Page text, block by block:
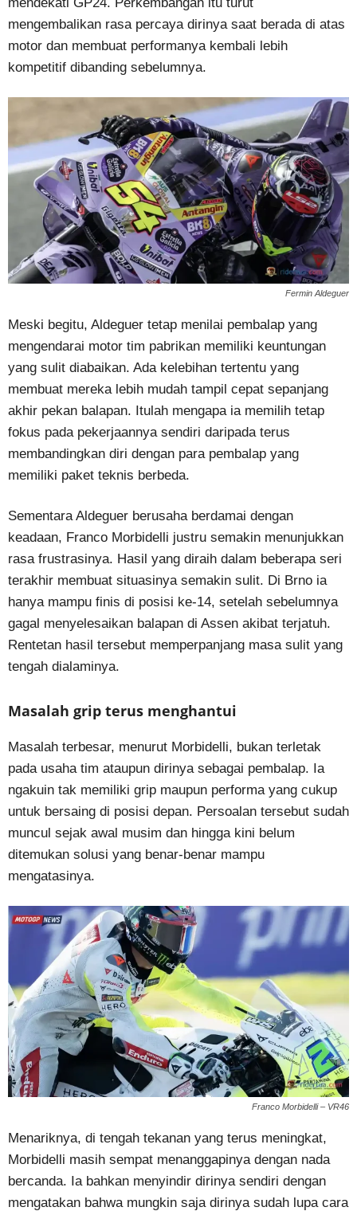
mengembalikan rasa percaya dirinya saat berada di atas
motor dan membuat performanya kembali lebih
kompetitif dibanding sebelumnya.
Fermin Aldeguer
Meski begitu, Aldeguer tetap menilai pembalap yang
mengendarai motor tim pabrikan memiliki keuntungan
yang sulit diabaikan. Ada kelebihan tertentu yang
membuat mereka lebih mudah tampil cepat sepanjang
akhir pekan balapan. Itulah mengapa ia memilih tetap
fokus pada pekerjaannya sendiri daripada terus
membandingkan diri dengan para pembalap yang
memiliki paket teknis berbeda.
Sementara Aldeguer berusaha berdamai dengan
keadaan, Franco Morbidelli justru semakin menunjukkan
rasa frustrasinya. Hasil yang diraih dalam beberapa seri
terakhir membuat situasinya semakin sulit. Di Brno ia
hanya mampu finis di posisi ke-14, setelah sebelumnya
gagal menyelesaikan balapan di Assen akibat terjatuh.
Rentetan hasil tersebut memperpanjang masa sulit yang
tengah dialaminya.
Masalah grip terus menghantui
Masalah terbesar, menurut Morbidelli, bukan terletak
pada usaha tim ataupun dirinya sebagai pembalap. Ia
ngakuin tak memiliki grip maupun performa yang cukup
untuk bersaing di posisi depan. Persoalan tersebut sudah
muncul sejak awal musim dan hingga kini belum
ditemukan solusi yang benar-benar mampu
mengatasinya.
Franco Morbidelli – VR46
Menariknya, di tengah tekanan yang terus meningkat,
Morbidelli masih sempat menanggapinya dengan nada
bercanda. Ia bahkan menyindir dirinya sendiri dengan
mengatakan bahwa mungkin saja dirinya sudah lupa cara